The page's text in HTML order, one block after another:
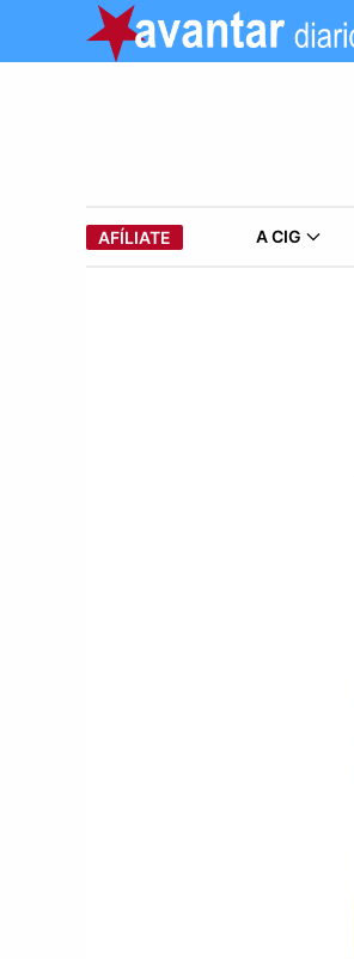
AFÍLIATE A CIG